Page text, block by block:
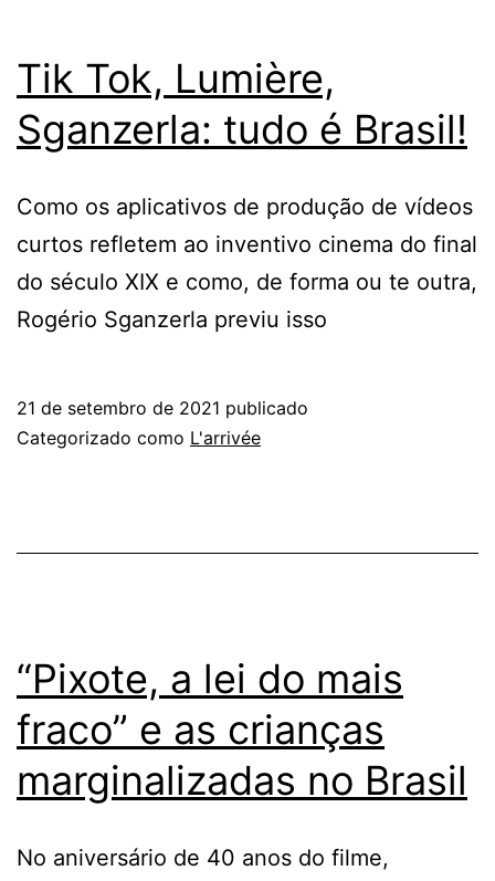
Tik Tok, Lumière,
Sganzerla: tudo é Brasil!
Como os aplicativos de produção de vídeos
curtos refletem ao inventivo cinema do final
do século XIX e como, de forma ou te outra,
Rogério Sganzerla previu isso
21 de setembro de 2021 publicado
Categorizado como L'arrivée
“Pixote, a lei do mais
fraco” e as crianças
marginalizadas no Brasil
No aniversário de 40 anos do filme,